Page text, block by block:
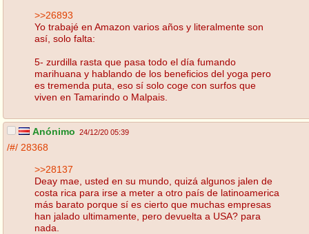
>>26893
Yo trabajé en Amazon varios años y literalmente son
así, solo falta:
5- zurdilla rasta que pasa todo el día fumando
marihuana y hablando de los beneficios del yoga pero
es tremenda puta, eso sí solo coge con surfos que
viven en Tamarindo o Malpais.
Anónimo 24/12/20 05:39
/#/ 28368
>>28137
Deay mae, usted en su mundo, quizá algunos jalen de
costa rica para irse a meter a otro país de latinoamerica
más barato porque sí es cierto que muchas empresas
han jalado ultimamente, pero devuelta a USA? para
nada.